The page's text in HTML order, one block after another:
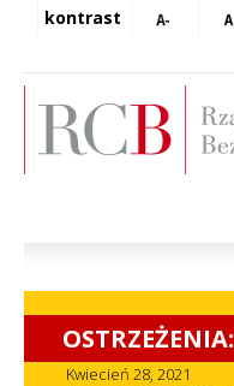
kontrast
OSTRZEŻENIA:
Kwiecień 28, 2021